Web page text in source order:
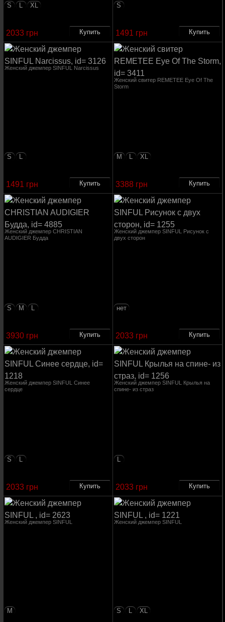
S
1491 грн
S L XL
2033 грн
Женский свитер REMETEE Eye Of The
Storm
M L XL
3388 грн
Женский джемпер SINFUL Narcissus
S L
1491 грн
Женский джемпер SINFUL Рисунок с
двух сторон
нет
2033 грн
Женский джемпер CHRISTIAN
AUDIGIER Будда
S M L
3930 грн
Женский джемпер SINFUL Крылья на
спине- из страз
L
2033 грн
Женский джемпер SINFUL Синее
сердце
S L
2033 грн
Женский джемпер SINFUL
S L XL
Женский джемпер SINFUL
M